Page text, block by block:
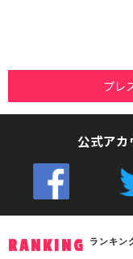
プレ
公式アカ
RANKING ランキン